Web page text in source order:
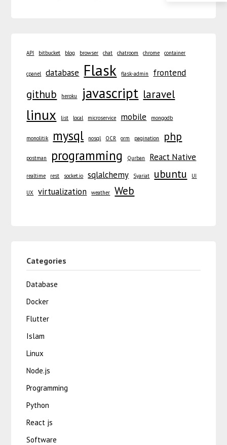
API bitbucket blog browser chat chatroom chrome container
cpanel database Flask flask-admin frontend
github heroku javascript laravel
linux list local microservice mobile mongodb
monolitik mysql nosql OCR orm pagination php
postman programming Qurban React Native
realtime rest socket.io sqlalchemy Syariat ubuntu UI
UX virtualization weather Web
Categories
Database
Docker
Flutter
Islam
Linux
Node.js
Programming
Python
React js
Software